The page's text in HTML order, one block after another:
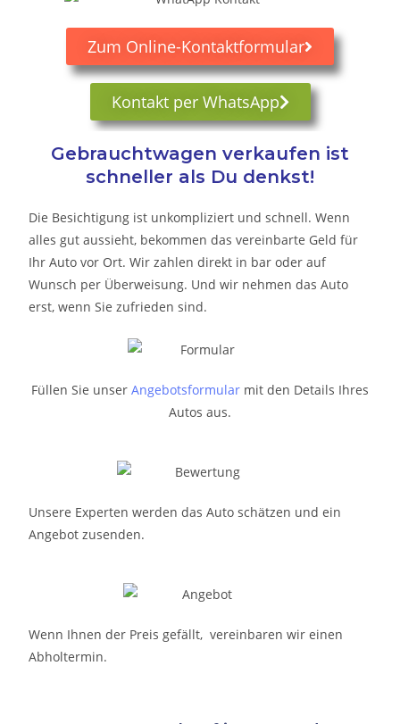
Zum Online-Kontaktformular
Kontakt per WhatsApp
Gebrauchtwagen verkaufen ist
schneller als Du denkst!
Die Besichtigung ist unkompliziert und schnell. Wenn
alles gut aussieht, bekommen das vereinbarte Geld für
Ihr Auto vor Ort. Wir zahlen direkt in bar oder auf
Wunsch per Überweisung. Und wir nehmen das Auto
erst, wenn Sie zufrieden sind.
Füllen Sie unser Angebotsformular mit den Details Ihres
Autos aus.
Unsere Experten werden das Auto schätzen und ein
Angebot zusenden.
Wenn Ihnen der Preis gefällt, vereinbaren wir einen
Abholtermin.